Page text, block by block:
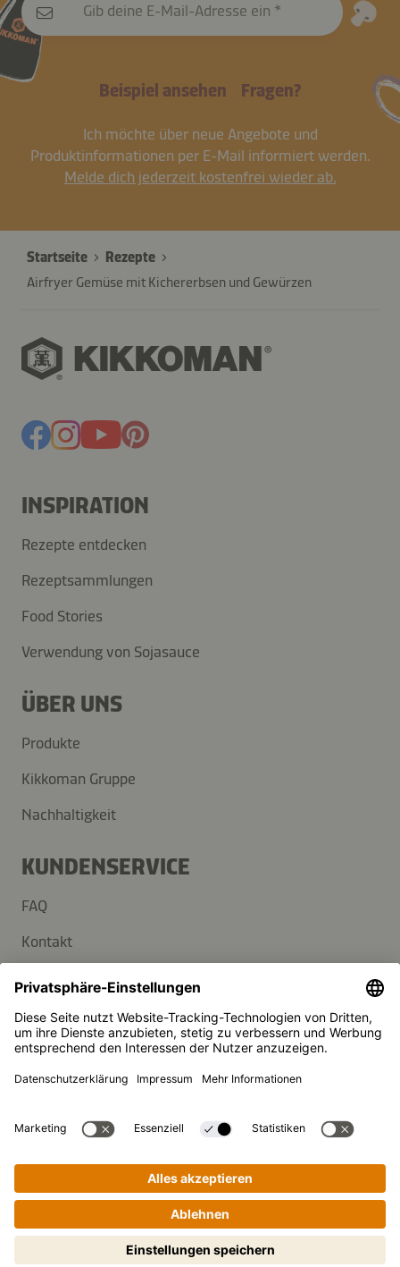
Schritt-für-Schritt-Kochen leicht
gemacht! Zum Starten antippen.
Gib deine E-Mail-Adresse ein
Beispiel ansehen Fragen?
Ich möchte über neue Angebote und
Produktinformationen per E-Mail informiert werden.
Melde dich jederzeit kostenfrei wieder ab.
Startseite
Rezepte
Airfryer Gemüse mit Kichererbsen und Gewürzen
INSPIRATION
Rezepte entdecken
Rezeptsammlungen
Food Stories
Verwendung von Sojasauce
ÜBER UNS
Produkte
Kikkoman Gruppe
Nachhaltigkeit
KUNDENSERVICE
FAQ
Kontakt
Newsletter
Presse
Kikkoman ist ein eingetragenes Warenzeichen der Kikkoman
© Kikkoman Trading Europe GmbH 2023 – 2026
Theodorstraße 180, 40472 Düsseldorf, Germany
Privatsphäre-Einstellungen
Impressum
Datenschutzerklärung